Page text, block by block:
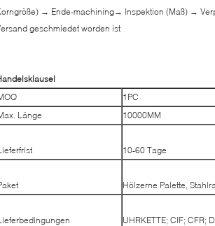
→ Ende-machining→ Inspektion (Maß) →
geschmiedet worden ist
1PC
Länge
10000MM
10-60 Tage
Hölzerne Palette,
UHRKETTE; CIF; CFR;